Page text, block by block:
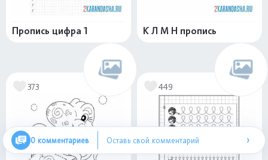
Пропись цифра 1 К Л М Н пропись
373 449
0 комментариев Оставь свой комментарий ›